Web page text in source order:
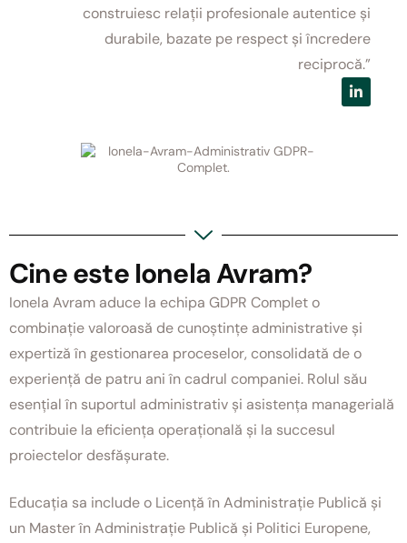
construiesc relații profesionale autentice și
durabile, bazate pe respect și încredere
reciprocă.”
Cine este Ionela Avram?
Ionela Avram aduce la echipa GDPR Complet o
combinație valoroasă de cunoștințe administrative și
expertiză în gestionarea proceselor, consolidată de o
experiență de patru ani în cadrul companiei. Rolul său
esențial în suportul administrativ și asistența managerială
contribuie la eficiența operațională și la succesul
proiectelor desfășurate.
Educația sa include o Licență în Administrație Publică și
un Master în Administrație Publică și Politici Europene,